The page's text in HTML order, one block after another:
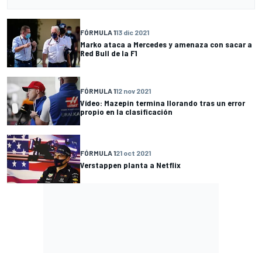
FÓRMULA 113 dic 2021
Marko ataca a Mercedes y amenaza con sacar a
Red Bull de la F1
FÓRMULA 112 nov 2021
Vídeo: Mazepin termina llorando tras un error
propio en la clasificación
FÓRMULA 121 oct 2021
Verstappen planta a Netflix